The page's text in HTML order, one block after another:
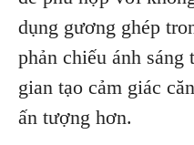
dụng gương ghép
phản chiếu ánh
gian tạo cảm giác
ấn tượng hơn.